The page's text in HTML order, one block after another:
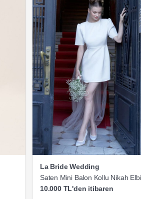
La Bride Wedding
Saten Mini Balon Kollu Nikah
10.000 TL'den itibaren